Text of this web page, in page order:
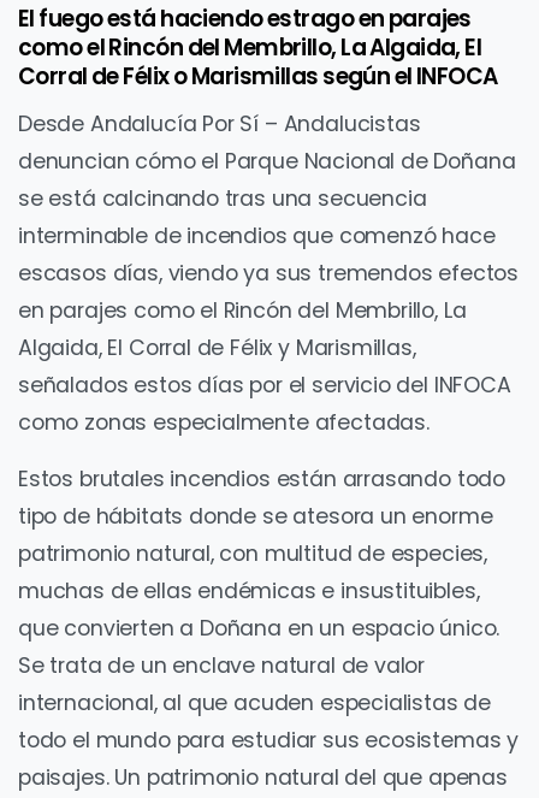
El fuego está haciendo estrago en parajes
como el Rincón del Membrillo, La Algaida, El
Corral de Félix o Marismillas según el INFOCA
Desde Andalucía Por Sí – Andalucistas
denuncian cómo el Parque Nacional de Doñana
se está calcinando tras una secuencia
interminable de incendios que comenzó hace
escasos días, viendo ya sus tremendos efectos
en parajes como el Rincón del Membrillo, La
Algaida, El Corral de Félix y Marismillas,
señalados estos días por el servicio del INFOCA
como zonas especialmente afectadas.
Estos brutales incendios están arrasando todo
tipo de hábitats donde se atesora un enorme
patrimonio natural, con multitud de especies,
muchas de ellas endémicas e insustituibles,
que convierten a Doñana en un espacio único.
Se trata de un enclave natural de valor
internacional, al que acuden especialistas de
todo el mundo para estudiar sus ecosistemas y
paisajes. Un patrimonio natural del que apenas